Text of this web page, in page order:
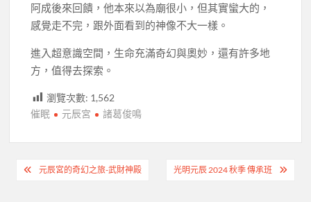
阿成後來回饋，他本來以為廟很小，但其實蠻大的，
感覺走不完，跟外面看到的神像不大一樣。
進入超意識空間，生命充滿奇幻與奧妙，還有許多地
方，值得去探索。
瀏覽次數: 1,562
催眠
元辰宮 諸葛俊鳴
文
元辰宮的奇幻之旅-武財神殿 光明元辰 2024 秋季 傳承班